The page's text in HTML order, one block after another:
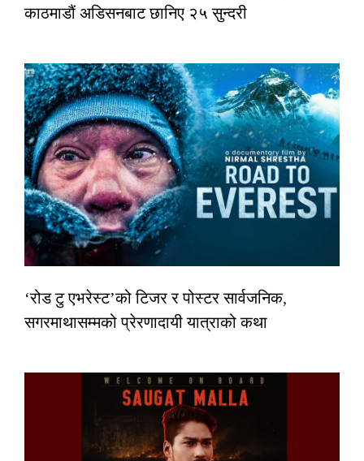
काठमाडौं अडिसनबाट छानिए २५ सुन्दरी
‘रोड टु एभरेस्ट’को टिजर र पोस्टर सार्वजनिक,
सगरमाथासम्मको प्रेरणादायी यात्राको कथा